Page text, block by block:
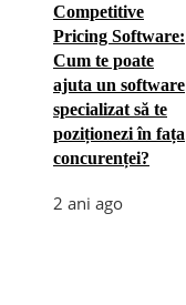
Competitive
Pricing Software:
Cum te poate
ajuta un software
specializat să te
poziționezi în fața
concurenței?
2 ani ago